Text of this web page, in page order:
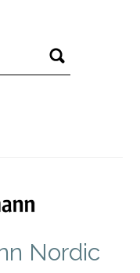
Nordic